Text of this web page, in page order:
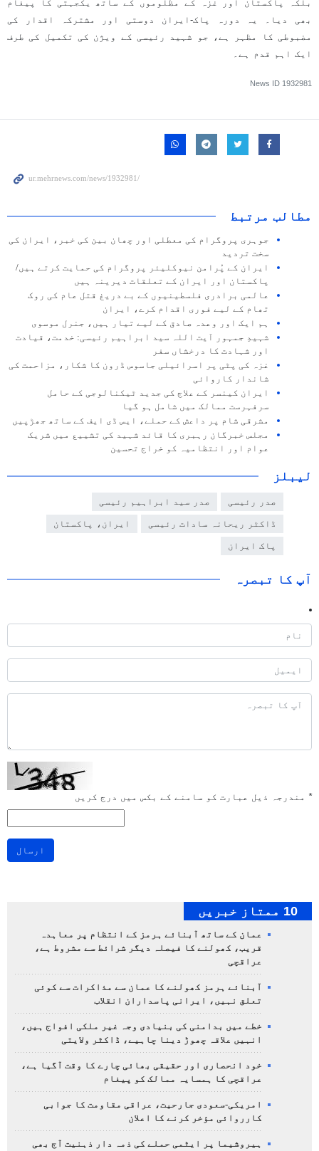
بلکہ پاکستان اور غزہ کے مظلوموں کے ساتھ یکجہتی کا پیغام
بھی دیا۔ یہ دورہ پاک-ایران دوستی اور مشترکہ اقدار کی
مضبوطی کا مظہر ہے، جو شہید رئیسی کے ویژن کی تکمیل کی طرف
ایک اہم قدم ہے۔
News ID 1932981
مطالب مرتبط
جوہری پروگرام کی معطلی اور چھان بین کی خبر، ایران کی
سخت تردید
ایران کے پُرامن نیوکلیئر پروگرام کی حمایت کرتے ہیں/
پاکستان اور ایران کے تعلقات دیرینہ ہیں
عالمی برادری فلسطینیوں کے بے دریغ قتل عام کی روک
تھام کے لیے فوری اقدام کرے، ایران
ہم ایک اور وعدہ صادق کے لیے تیار ہیں، جنرل موسوی
شہیدِ جمہور آیت اللہ سید ابراہیم رئیسی: خدمت، قیادت
اور شہادت کا درخشاں سفر
غزہ کی پٹی پر اسرائیلی جاسوس ڈرون کا شکار، مزاحمت کی
شاندار کاروائی
ایران کینسر کے علاج کی جدید ٹیکنالوجی کے حامل
سرفہرست ممالک میں شامل ہو گیا
مشرقی شام پر داعش کے حملے، ایس ڈی ایف کے ساتھ جھڑپیں
مجلس خبرگان رہبری کا قائد شہید کی تشییع میں شریک
عوام اور انتظامیہ کو خراج تحسین
لیبلز
صدر رئیسی صدر سید ابراہیم رئیسی
ڈاکٹر ریحانہ سادات رئیسی ایران، پاکستان
پاک ایران
آپ کا تبصرہ
* مندرجہ ذیل عبارت کو سامنے کے بکس میں درج کریں
ارسال
10 ممتاز خبریں
عمان کے ساتھ آبنائے ہرمز کے انتظام پر معاہدہ
قریب، کھولنے کا فیصلہ دیگر شرائط سے مشروط ہے،
عراقچی
آبنائے ہرمز کھولنے کا عمان سے مذاکرات سے کوئی
تعلق نہیں، ایرانی پاسداران انقلاب
خطے میں بدامنی کی بنیادی وجہ غیر ملکی افواج ہیں،
انہیں علاقہ چھوڑ دینا چاہیے، ڈاکٹر ولایتی
خود انحصاری اور حقیقی بھائی چارے کا وقت آگیا ہے،
عراقچی کا ہمسایہ ممالک کو پیغام
امریکی-سعودی جارحیت، عراقی مقاومت کا جوابی
کارروائی مؤخر کرنے کا اعلان
ہیروشیما پر ایٹمی حملے کی ذمہ دار ذہنیت آج بھی